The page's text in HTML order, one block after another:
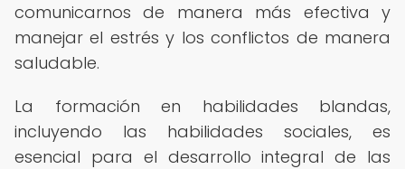
comunicarnos de manera más efectiva y
manejar el estrés y los conflictos de manera
saludable.
La formación en habilidades blandas,
incluyendo las habilidades sociales, es
esencial para el desarrollo integral de las